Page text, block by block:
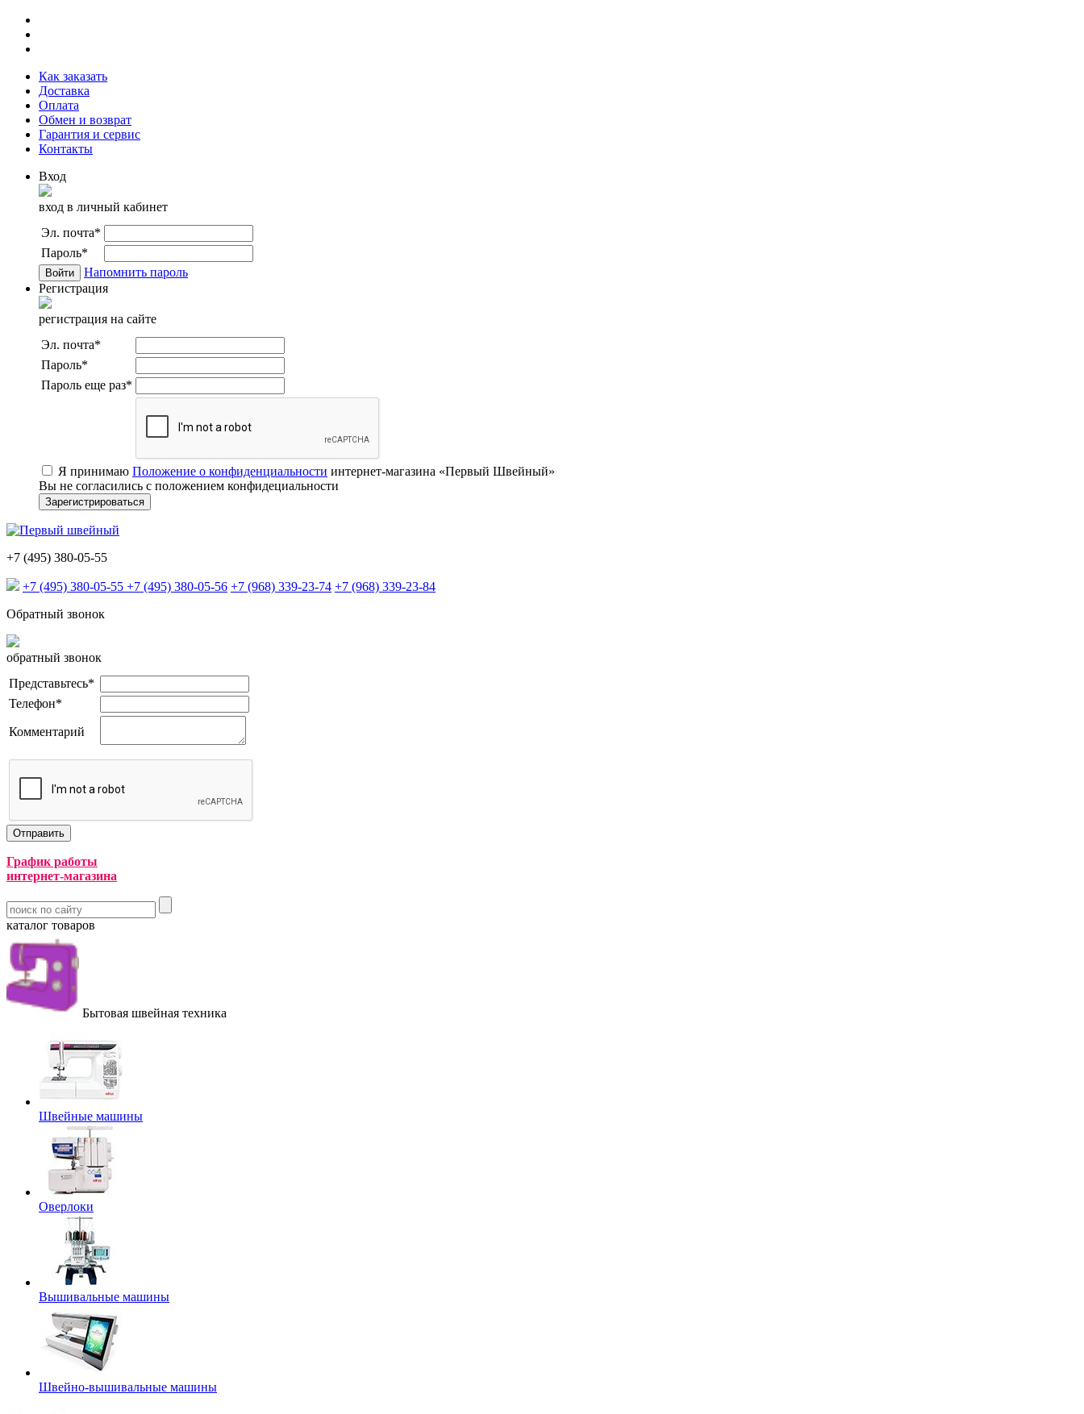
Как заказать
Доставка
Оплата
Обмен и возврат
Гарантия и сервис
Контакты
Вход
вход в личный кабинет
Эл. почта*
Пароль*
Напомнить пароль
Регистрация
регистрация на сайте
Эл. почта*
Пароль*
Пароль еще раз*
Я принимаю Положение о конфиденциальности интернет-магазина «Первый Швейный»
Вы не согласились с положением конфидециальности
+7 (495) 380-05-55
+7 (495) 380-05-55 +7 (495) 380-05-56 +7 (968) 339-23-74 +7 (968) 339-23-84
Обратный звонок
обратный звонок
Представьтесь*
Телефон*
Комментарий
График работы
интернет-магазина
каталог товаров
Бытовая швейная техника
Швейные машины
Оверлоки
Вышивальные машины
Швейно-вышивальные машины